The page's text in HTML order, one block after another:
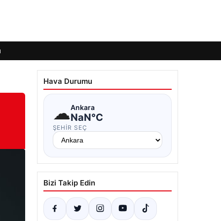
Hava Durumu
☁Ankara
NaN°C
ŞEHIR SEÇ
Bizi Takip Edin